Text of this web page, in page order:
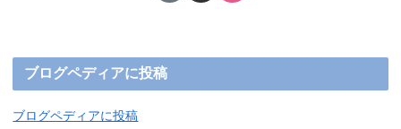
ブログペディアに投稿
ブログペディアに投稿